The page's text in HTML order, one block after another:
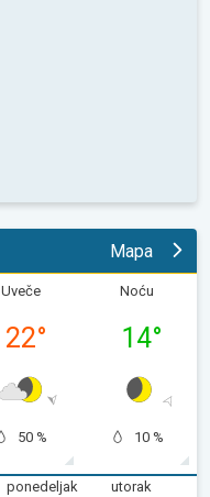
Mapa
Uveče
22°
50 %
Noću
14°
10 %
ponedeljak
utorak